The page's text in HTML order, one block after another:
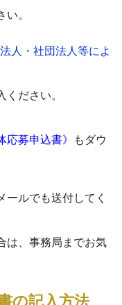
。
人・社団法人等によ
ださい。
応募申込書》 もダウ
ールでも送付してく
は、事務局までお気
の記入方法